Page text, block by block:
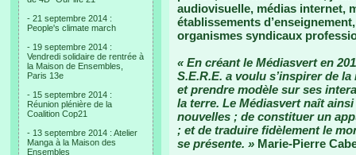
- 21 septembre 2014 :
People's climate march
- 19 septembre 2014 :
Vendredi solidaire de rentrée à
la Maison de Ensembles,
Paris 13e
- 15 septembre 2014 :
Réunion plénière de la
Coalition Cop21
- 13 septembre 2014 : Atelier
Manga à la Maison des
Ensembles
audiovisuelle, médias internet,
établissements
organismes syndicaux
« En créant le Médiasvert en
S.E.R.E. a voulu s’inspirer de
et prendre modèle sur ses
la terre. Le Médiasvert naît
nouvelles ; de constituer un
; et de traduire fidèlement le
se présente. » Marie-Pierre